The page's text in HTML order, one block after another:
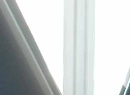
à cœur de vous proposer un
pourquoi nous
mais aussi pour la